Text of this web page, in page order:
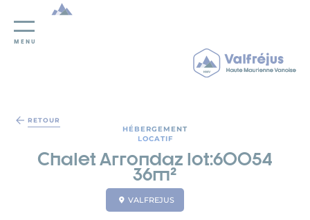
MENU
RETOUR
HÉBERGEMENT
LOCATIF
Chalet Arrondaz lot:60054
36m²
VALFREJUS